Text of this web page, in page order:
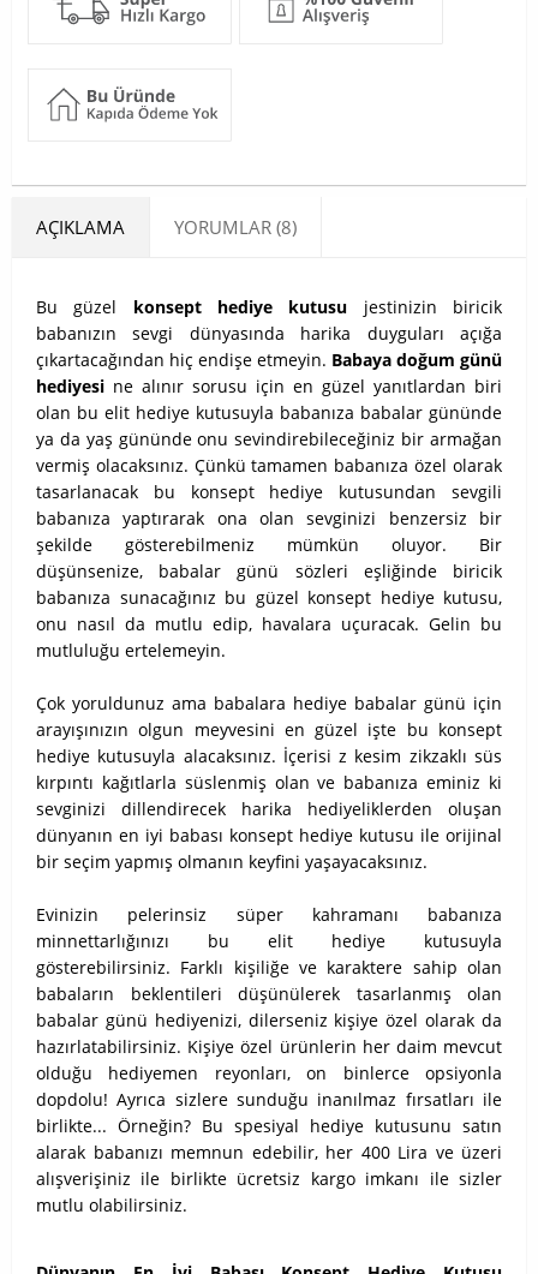
AÇIKLAMA YORUMLAR (8)
Bu güzel konsept hediye kutusu jestinizin biricik
babanızın sevgi dünyasında harika duyguları açığa
çıkartacağından hiç endişe etmeyin. Babaya doğum günü
hediyesi ne alınır sorusu için en güzel yanıtlardan biri
olan bu elit hediye kutusuyla babanıza babalar gününde
ya da yaş gününde onu sevindirebileceğiniz bir armağan
vermiş olacaksınız. Çünkü tamamen babanıza özel olarak
tasarlanacak bu konsept hediye kutusundan sevgili
babanıza yaptırarak ona olan sevginizi benzersiz bir
şekilde gösterebilmeniz mümkün oluyor. Bir
düşünsenize, babalar günü sözleri eşliğinde biricik
babanıza sunacağınız bu güzel konsept hediye kutusu,
onu nasıl da mutlu edip, havalara uçuracak. Gelin bu
mutluluğu ertelemeyin.
Çok yoruldunuz ama babalara hediye babalar günü için
arayışınızın olgun meyvesini en güzel işte bu konsept
hediye kutusuyla alacaksınız. İçerisi z kesim zikzaklı süs
kırpıntı kağıtlarla süslenmiş olan ve babanıza eminiz ki
sevginizi dillendirecek harika hediyeliklerden oluşan
dünyanın en iyi babası konsept hediye kutusu ile orijinal
bir seçim yapmış olmanın keyfini yaşayacaksınız.
Evinizin pelerinsiz süper kahramanı babanıza
minnettarlığınızı bu elit hediye kutusuyla
gösterebilirsiniz. Farklı kişiliğe ve karaktere sahip olan
babaların beklentileri düşünülerek tasarlanmış olan
babalar günü hediyenizi, dilerseniz kişiye özel olarak da
hazırlatabilirsiniz. Kişiye özel ürünlerin her daim mevcut
olduğu hediyemen reyonları, on binlerce opsiyonla
dopdolu! Ayrıca sizlere sunduğu inanılmaz fırsatları ile
birlikte... Örneğin? Bu spesiyal hediye kutusunu satın
alarak babanızı memnun edebilir, her 400 Lira ve üzeri
alışverişiniz ile birlikte ücretsiz kargo imkanı ile sizler
mutlu olabilirsiniz.